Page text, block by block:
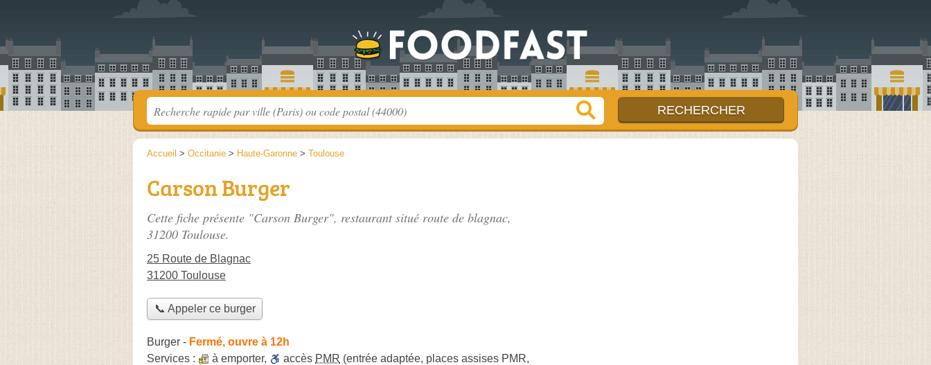
Accueil > Occitanie > Haute-Garonne > Toulouse
Carson Burger
Cette fiche présente "Carson Burger", restaurant situé route de blagnac,
31200 Toulouse.
25 Route de Blagnac
31200 Toulouse
📞 Appeler ce burger
Burger - Fermé, ouvre à 12h
Services :
à emporter, accès PMR (entrée adaptée, places assises PMR,